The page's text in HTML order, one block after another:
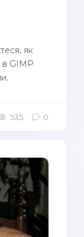
як
в GIMP
535 0